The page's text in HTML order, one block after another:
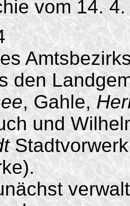
vom14.
den
, Gahle,
und